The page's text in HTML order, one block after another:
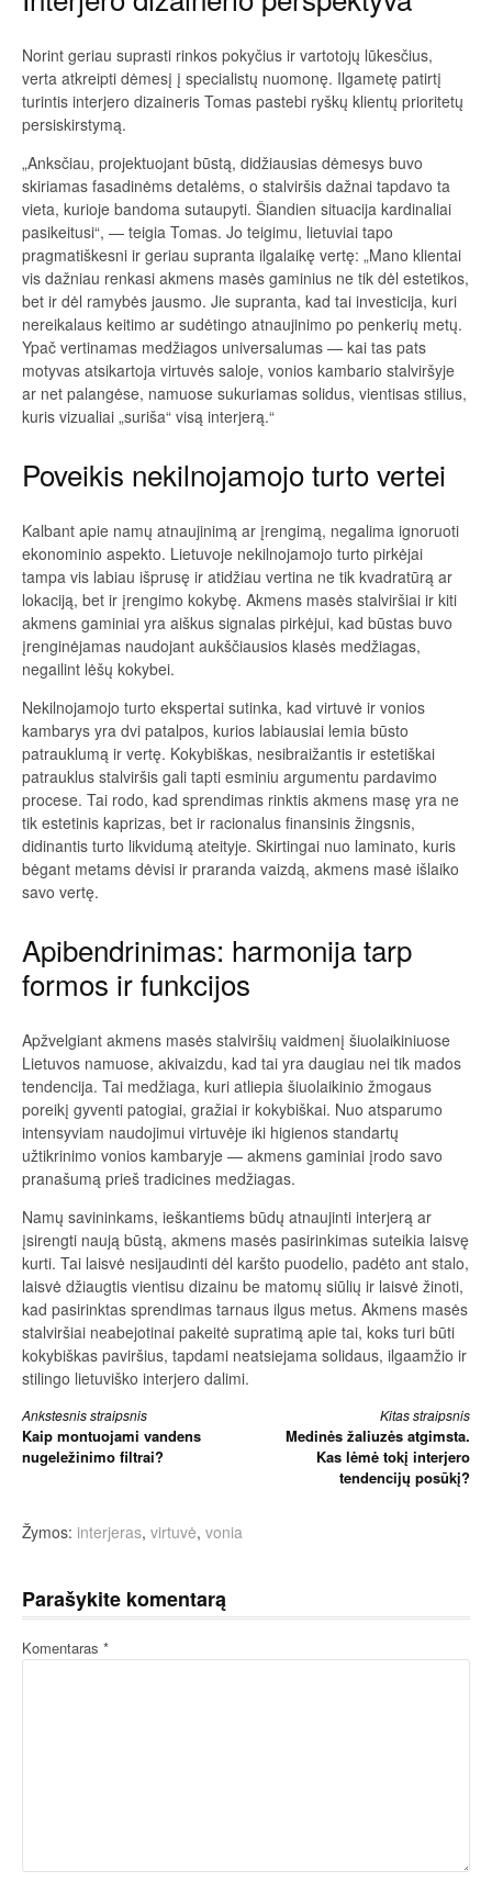
Norint geriau suprasti rinkos pokyčius ir vartotojų lūkesčius,
verta atkreipti dėmesį į specialistų nuomonę. Ilgametę patirtį
turintis interjero dizaineris Tomas pastebi ryškų klientų prioritetų
persiskirstymą.
„Anksčiau, projektuojant būstą, didžiausias dėmesys buvo
skiriamas fasadinėms detalėms, o stalviršis dažnai tapdavo ta
vieta, kurioje bandoma sutaupyti. Šiandien situacija kardinaliai
pasikeitusi“, — teigia Tomas. Jo teigimu, lietuviai tapo
pragmatiškesni ir geriau supranta ilgalaikę vertę: „Mano klientai
vis dažniau renkasi akmens masės gaminius ne tik dėl estetikos,
bet ir dėl ramybės jausmo. Jie supranta, kad tai investicija, kuri
nereikalaus keitimo ar sudėtingo atnaujinimo po penkerių metų.
Ypač vertinamas medžiagos universalumas — kai tas pats
motyvas atsikartoja virtuvės saloje, vonios kambario stalviršyje
ar net palangėse, namuose sukuriamas solidus, vientisas stilius,
kuris vizualiai „suriša“ visą interjerą.“
Poveikis nekilnojamojo turto vertei
Kalbant apie namų atnaujinimą ar įrengimą, negalima ignoruoti
ekonominio aspekto. Lietuvoje nekilnojamojo turto pirkėjai
tampa vis labiau išprusę ir atidžiau vertina ne tik kvadratūrą ar
lokaciją, bet ir įrengimo kokybę. Akmens masės stalviršiai ir kiti
akmens gaminiai yra aiškus signalas pirkėjui, kad būstas buvo
įrenginėjamas naudojant aukščiausios klasės medžiagas,
negailint lėšų kokybei.
Nekilnojamojo turto ekspertai sutinka, kad virtuvė ir vonios
kambarys yra dvi patalpos, kurios labiausiai lemia būsto
patrauklumą ir vertę. Kokybiškas, nesibraižantis ir estetiškai
patrauklus stalviršis gali tapti esminiu argumentu pardavimo
procese. Tai rodo, kad sprendimas rinktis akmens masę yra ne
tik estetinis kaprizas, bet ir racionalus finansinis žingsnis,
didinantis turto likvidumą ateityje. Skirtingai nuo laminato, kuris
bėgant metams dėvisi ir praranda vaizdą, akmens masė išlaiko
savo vertę.
Apibendrinimas: harmonija tarp
formos ir funkcijos
Apžvelgiant akmens masės stalviršių vaidmenį šiuolaikiniuose
Lietuvos namuose, akivaizdu, kad tai yra daugiau nei tik mados
tendencija. Tai medžiaga, kuri atliepia šiuolaikinio žmogaus
poreikį gyventi patogiai, gražiai ir kokybiškai. Nuo atsparumo
intensyviam naudojimui virtuvėje iki higienos standartų
užtikrinimo vonios kambaryje — akmens gaminiai įrodo savo
pranašumą prieš tradicines medžiagas.
Namų savininkams, ieškantiems būdų atnaujinti interjerą ar
įsirengti naują būstą, akmens masės pasirinkimas suteikia laisvę
kurti. Tai laisvė nesijaudinti dėl karšto puodelio, padėto ant stalo,
laisvė džiaugtis vientisu dizainu be matomų siūlių ir laisvė žinoti,
kad pasirinktas sprendimas tarnaus ilgus metus. Akmens masės
stalviršiai neabejotinai pakeitė supratimą apie tai, koks turi būti
kokybiškas paviršius, tapdami neatsiejama solidaus, ilgaamžio ir
stilingo lietuviško interjero dalimi.
Skaityti
toliau
Ankstesnis straipsnis
Kaip montuojami vandens
nugeležinimo filtrai?
Kitas straipsnis
Medinės žaliuzės atgimsta.
Kas lėmė tokį interjero
tendencijų posūkį?
Žymos: interjeras, virtuvė, vonia
Parašykite komentarą
Komentaras *